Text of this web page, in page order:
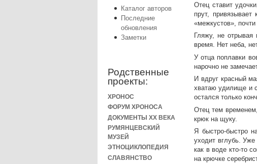
Каталог авторов
Последние
обновления
Заметки
Родственные
проекты:
ХРОНОС
ФОРУМ ХРОНОСА
ДОКУМЕНТЫ XX ВЕКА
РУМЯНЦЕВСКИЙ
МУЗЕЙ
ЭТНОЦИКЛОПЕДИЯ
СЛАВЯНСТВО
Отец ставит
прут,
«межкустов»,
Гляжу, не отрывая
время. Нет неба,
У отца поплавки
нарочно не
И вдруг красный
хватаю удилище и
остался только
Отец тем
крюк на щуку.
Я быстро-быстро
уходит вглубь.
как в воде кто-то
на крючке